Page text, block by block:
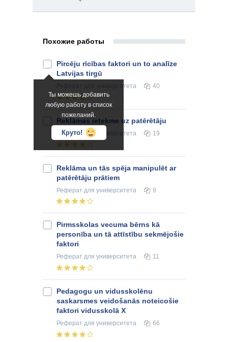
Похожие работы
Ты можешь добавить
любую работу в список
пожеланий.
Круто!
Pircēju rīcības faktori un to analīze
Latvijas tirgū
для университета 40
Reklāmas ietekme uz patērētāju
Реферат для университета 19
Reklāma un tās spēja manipulēt ar
patērētāju prātiem
Реферат для университета 9
Pirmsskolas vecuma bērns kā
personība un tā attīstību sekmējošie
faktori
Реферат для университета 11
Pedagogu un vidusskolēnu
saskarsmes veidošanās noteicošie
faktori vidusskolā X
Реферат для университета 66